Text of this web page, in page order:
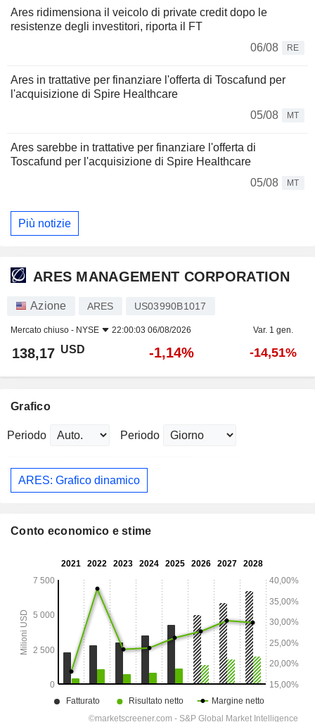
Ares ridimensiona il veicolo di private credit dopo le
resistenze degli investitori, riporta il FT
06/08
RE
Ares in trattative per finanziare l'offerta di Toscafund per
l'acquisizione di Spire Healthcare
05/08
MT
Ares sarebbe in trattative per finanziare l'offerta di
Toscafund per l'acquisizione di Spire Healthcare
05/08
MT
Più notizie
ARES MANAGEMENT CORPORATION
Azione ARES US03990B1017
Mercato chiuso - NYSE 22:00:03 06/08/2026 Var. 1 gen.
138,17 USD -1,14% -14,51%
Grafico
Periodo Periodo
ARES: Grafico dinamico
Conto economico e stime